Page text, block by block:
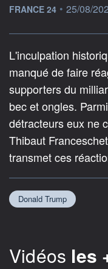
information fournie par
FRANCE 24 • 25/08/
L'inculpation
manqué de faire
supporters du
bec et ongles.
détracteurs eux ne
Thibaut
transmet ces
Donald Trump
Vidéos les